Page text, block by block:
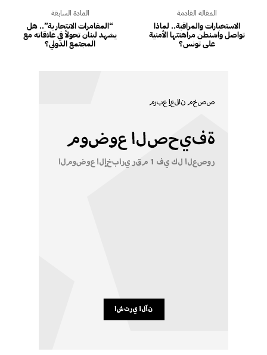
المادة السابقة
“المغامرات الانتحارية”.. هل
يشهد لبنان تحولاً في علاقاته مع
المجتمع الدولي؟
المقالة القادمة
الاستخبارات والمراقبة.. لماذا
تواصل واشنطن مراهنتها الأمنية
على تونس؟